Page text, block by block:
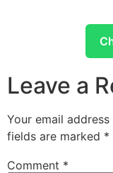
Leave a
Your email
fields are marked *
Comment *